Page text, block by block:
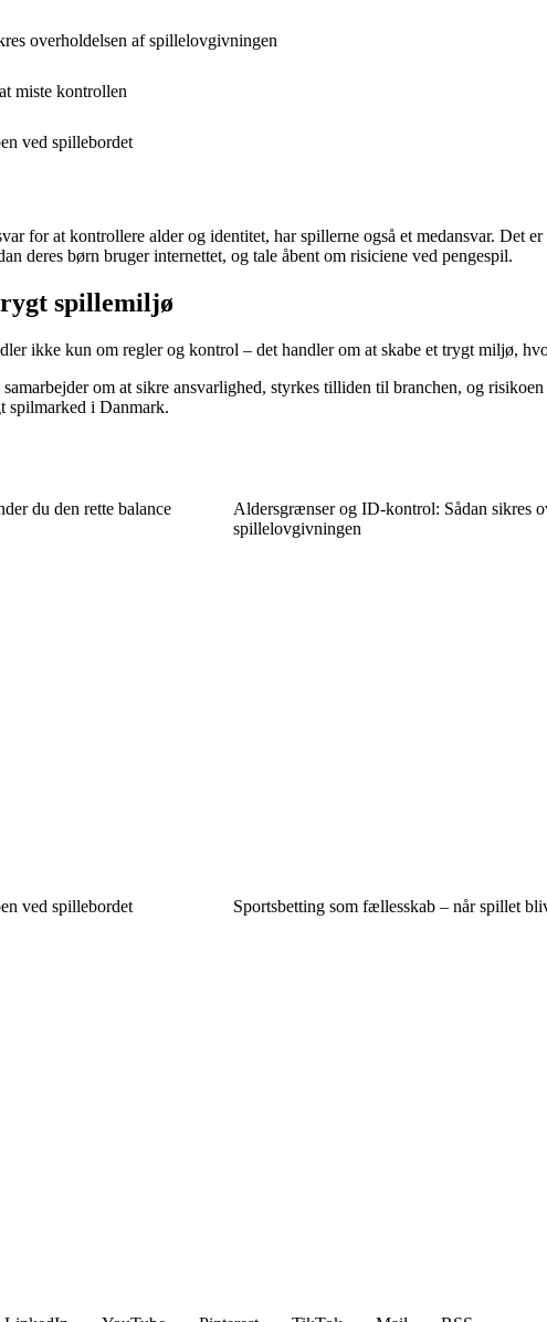
overholdelsen af spillelovgivningen
miste kontrollen
ved spillebordet
for at kontrollere alder og identitet, har spillerne også et medansvar.
deres børn bruger internettet, og tale åbent om risiciene ved pengespil.
spillemiljø
ikke kun om regler og kontrol – det handler om at skabe et trygt miljø,
om at sikre ansvarlighed, styrkes tilliden til branchen, og
spilmarked i Danmark.
du den rette balance
Aldersgrænser og ID-kontrol: Sådan sikres
spillelovgivningen
ved spillebordet Sportsbetting som fællesskab – når spillet